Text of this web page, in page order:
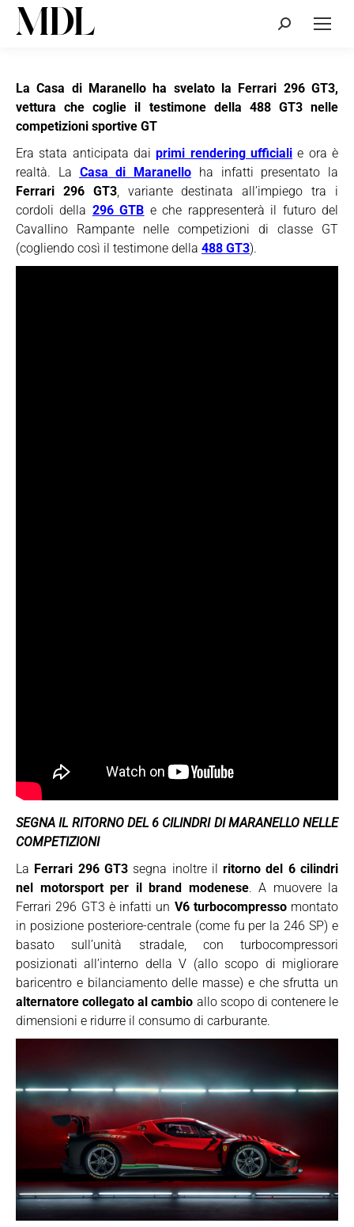
Cerca:
La Casa di Maranello ha svelato la Ferrari 296 GT3,
vettura che coglie il testimone della 488 GT3 nelle
competizioni sportive GT
Era stata anticipata daiprimi rendering ufficiali e ora è
realtà. La Casa di Maranello ha infatti presentato la
Ferrari 296 GT3, variante destinata all’impiego tra i
cordoli della 296 GTB e che rappresenterà il futuro del
Cavallino Rampante nelle competizioni di classe GT
(cogliendo così il testimone della 488 GT3).
SEGNA IL RITORNO DEL 6 CILINDRI DI MARANELLO NELLE
COMPETIZIONI
La Ferrari 296 GT3segna inoltre ilritorno del 6 cilindri
nel motorsport per il brand modenese. A muovere la
Ferrari 296 GT3 è infatti un V6 turbocompressomontato
in posizione posteriore-centrale (come fu per la 246 SP) e
basato sull’unità stradale, con turbocompressori
posizionati all’interno della V (allo scopo di migliorare
baricentro e bilanciamento delle masse) e che sfrutta un
alternatore collegato al cambio allo scopo di contenere le
dimensioni e ridurre il consumo di carburante.